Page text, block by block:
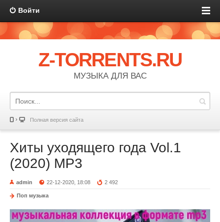
Войти
Z-TORRENTS.RU
МУЗЫКА ДЛЯ ВАС
Полная версия сайта
Хиты уходящего года Vol.1
(2020) MP3
admin 22-12-2020, 18:08 2 492
Поп музыка